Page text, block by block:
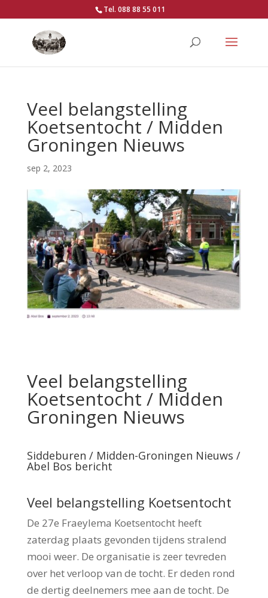
Tel. 088 88 55 011
Veel belangstelling
Koetsentocht / Midden
Groningen Nieuws
sep 2, 2023
Veel belangstelling
Koetsentocht / Midden
Groningen Nieuws
Siddeburen / Midden-Groningen Nieuws /
Abel Bos bericht
Veel belangstelling Koetsentocht
De 27e Fraeylema Koetsentocht heeft
zaterdag plaats gevonden tijdens stralend
mooi weer. De organisatie is zeer tevreden
over het verloop van de tocht. Er deden rond
de dertig deelnemers mee aan de tocht. De